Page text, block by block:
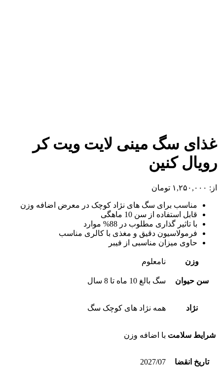
غذای سگ مینی لایت ویت کر
رویال کنین
از: ۱,۲۵۰,۰۰۰ تومان
مناسب برای سگ های نژاد کوچک در معرض اضافه وزن
قابل استفاده از سن 10 ماهگی
با تاثیر گذاری مطلوب در 88% موارد
فرمولاسیون دقیق و مغذی با کالری مناسب
حاوی میزان مناسبی از فیبر
وزن نامعلوم
سن حیوان سگ بالغ 10 ماه تا 8 سال
نژاد همه نژاد های کوچک سگ
شرایط سلامت با اضافه وزن
تاریخ انقضا 2027/07